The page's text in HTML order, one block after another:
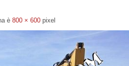
è 800 × 600 pixel